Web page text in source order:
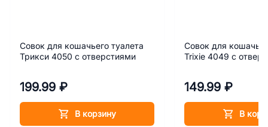
Совок для кошачьего туалета
Трикси 4050 с отверстиями
199.99 ₽
В корзину
Совок для
Trixie 4049 с
149.99 ₽
В